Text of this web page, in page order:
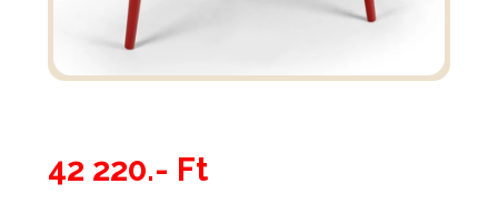
42 220.- Ft